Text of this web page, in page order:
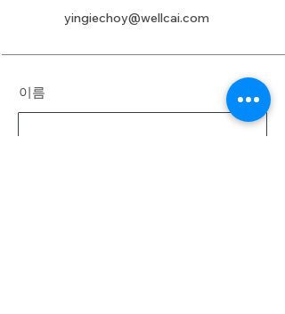
yingiechoy@wellcai.com
이름